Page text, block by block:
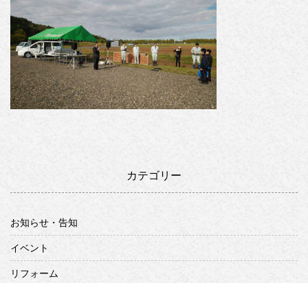
カテゴリー
お知らせ・告知
イベント
リフォーム